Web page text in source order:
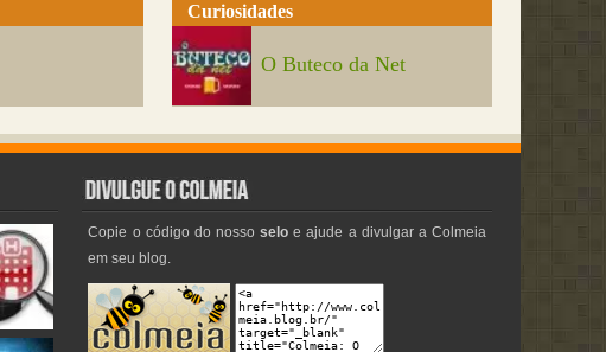
Curiosidades
O Buteco da Net
Copie o código do nossoselo e ajude a divulgar a Colmeia
em seu blog.